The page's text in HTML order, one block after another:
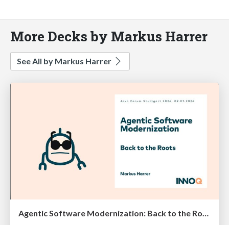
More Decks by Markus Harrer
See All by Markus Harrer
Agentic Software Modernization: Back to the Roots (Java Forum Stuttgart 2026)